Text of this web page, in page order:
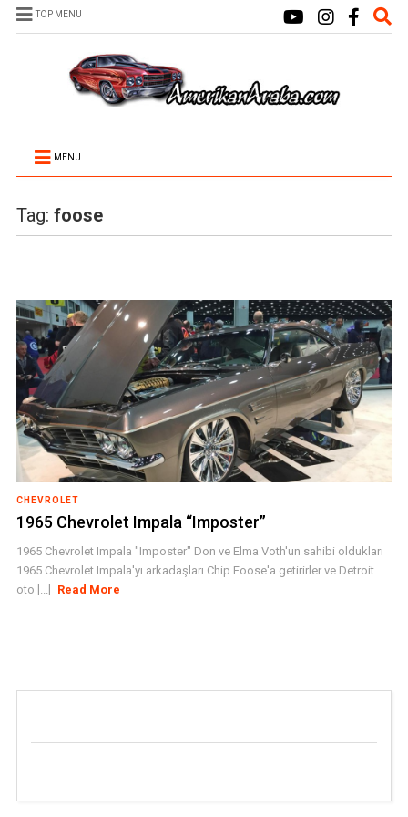
TOP MENU
MENU
Tag: foose
CHEVROLET
1965 Chevrolet Impala “Imposter”
1965 Chevrolet Impala "Imposter" Don ve Elma Voth'un sahibi oldukları
1965 Chevrolet Impala'yı arkadaşları Chip Foose'a getirirler ve Detroit
oto [...]
Read More